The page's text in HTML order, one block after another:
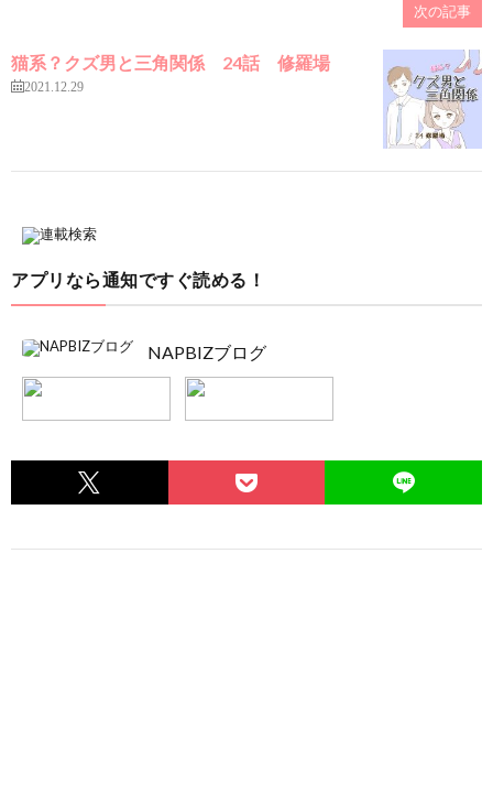
次の記事
猫系？クズ男と三角関係 24話 修羅場
2021.12.29
アプリなら通知ですぐ読める！
NAPBIZブログ